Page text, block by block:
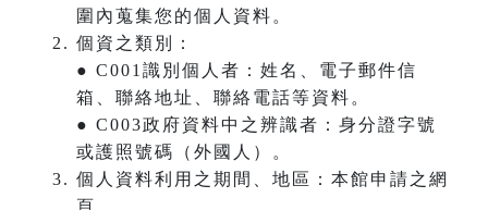
圍內蒐集您的個人資料。
個資之類別：
● C001識別個人者：姓名、電子郵件信
箱、聯絡地址、聯絡電話等資料。
● C003政府資料中之辨識者：身分證字號
或護照號碼（外國人）。
個人資料利用之期間、地區：本館申請之網